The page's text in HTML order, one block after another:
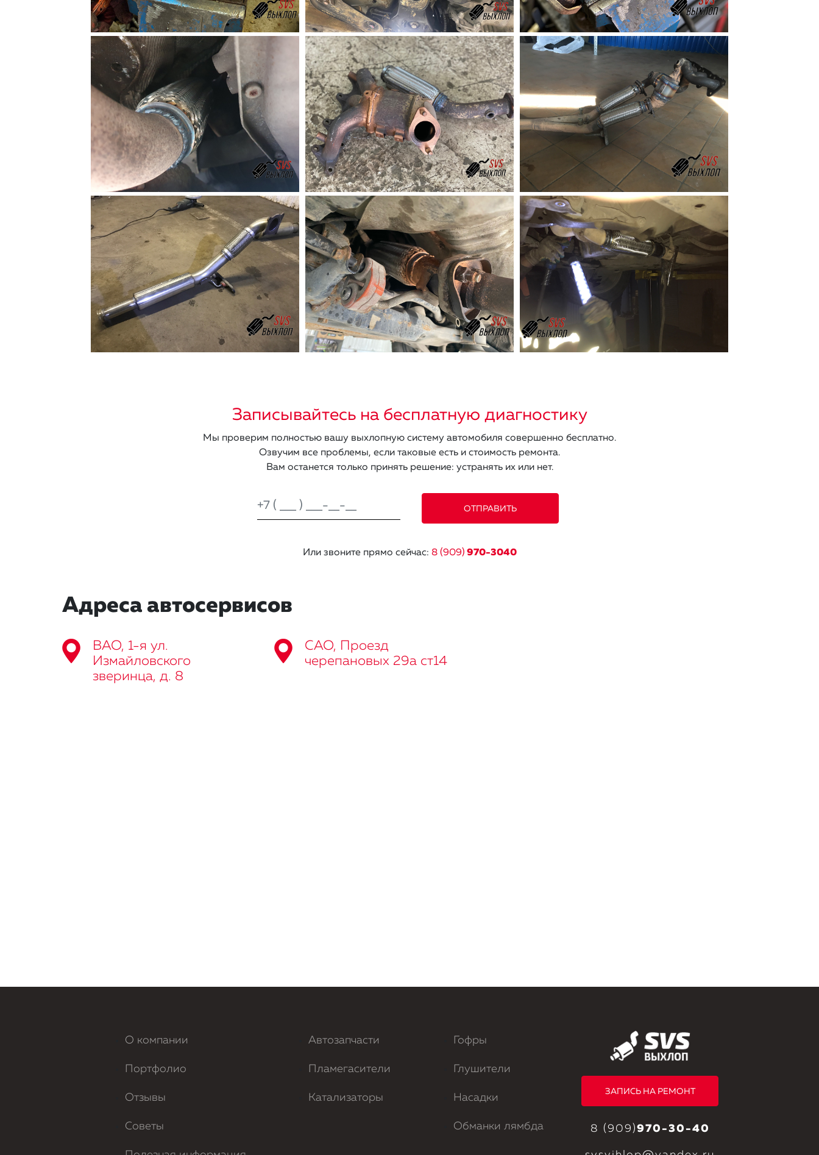
Записывайтесь на бесплатную диагностику
Мы проверим полностью вашу выхлопную систему автомобиля совершенно бесплатно.
Озвучим все проблемы, если таковые есть и стоимость ремонта.
Вам останется только принять решение: устранять их или нет.
Или звоните прямо сейчас: 8 (909) 970-3040
Адреса автосервисов
ВАО, 1-я ул.
Измайловского
зверинца, д. 8
САО, Проезд
черепановых 29а ст14
О компании
Портфолио
Отзывы
Советы
Автозапчасти
Пламегасители
Катализаторы
Гофры
Глушители
Насадки
Обманки лямбда
ЗАПИСЬ НА РЕМОНТ
8 (909)970-30-40